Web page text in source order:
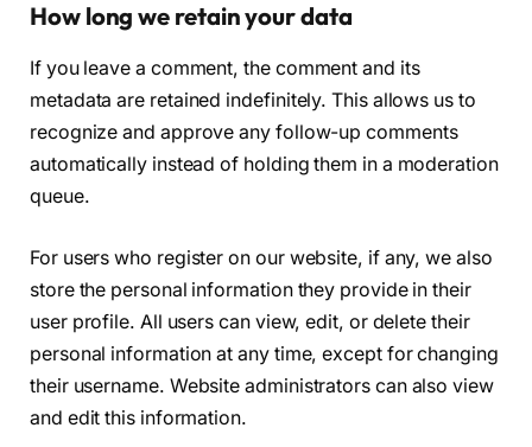
How long we retain your data
If you leave a comment, the comment and its
metadata are retained indefinitely. This allows us to
recognize and approve any follow-up comments
automatically instead of holding them in a moderation
queue.
For users who register on our website, if any, we also
store the personal information they provide in their
user profile. All users can view, edit, or delete their
personal information at any time, except for changing
their username. Website administrators can also view
and edit this information.